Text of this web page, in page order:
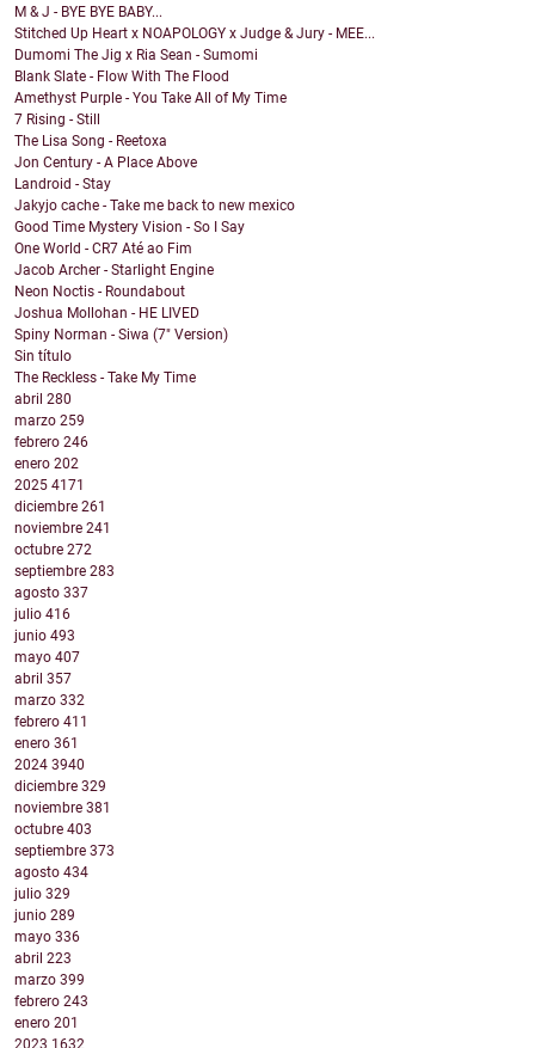
M & J - BYE BYE BABY...
Stitched Up Heart x NOAPOLOGY x Judge & Jury - MEE...
Dumomi The Jig x Ria Sean - Sumomi
Blank Slate - Flow With The Flood
Amethyst Purple - You Take All of My Time
7 Rising - Still
The Lisa Song - Reetoxa
Jon Century - A Place Above
Landroid - Stay
Jakyjo cache - Take me back to new mexico
Good Time Mystery Vision - So I Say
One World - CR7 Até ao Fim
Jacob Archer - Starlight Engine
Neon Noctis - Roundabout
Joshua Mollohan - HE LIVED
Spiny Norman - Siwa (7" Version)
Sin título
The Reckless - Take My Time
abril 280
marzo 259
febrero 246
enero 202
2025 4171
diciembre 261
noviembre 241
octubre 272
septiembre 283
agosto 337
julio 416
junio 493
mayo 407
abril 357
marzo 332
febrero 411
enero 361
2024 3940
diciembre 329
noviembre 381
octubre 403
septiembre 373
agosto 434
julio 329
junio 289
mayo 336
abril 223
marzo 399
febrero 243
enero 201
2023 1632